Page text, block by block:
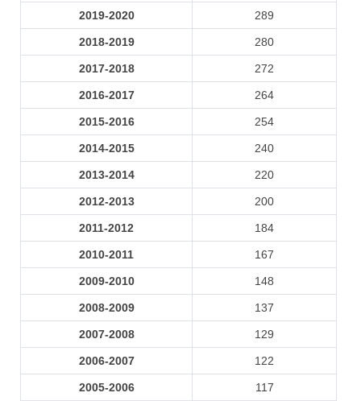
2019-2020 289
2018-2019 280
2017-2018 272
2016-2017 264
2015-2016 254
2014-2015 240
2013-2014 220
2012-2013 200
2011-2012 184
2010-2011 167
2009-2010 148
2008-2009 137
2007-2008 129
2006-2007 122
2005-2006 117